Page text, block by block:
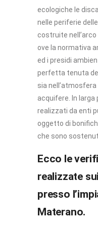
ecologiche le
nelle periferie
costruite
ove la normativa
ed i presidi
perfetta tenuta
sia
acquifere. In
realizzati da enti
oggetto di
che sono
Ecco le
realizzate
presso
Materano.